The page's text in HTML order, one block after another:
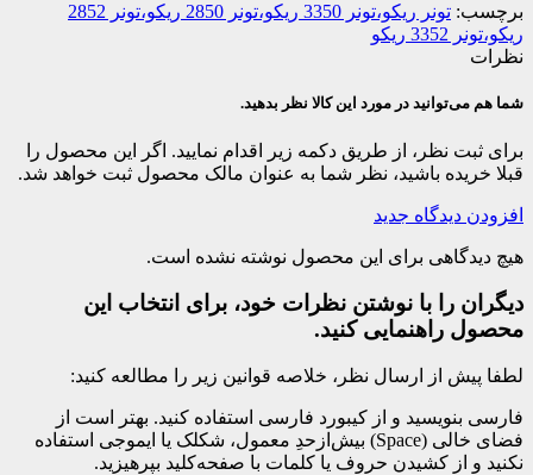
برچسب:
تونر ریکو،تونر 3350 ریکو،تونر 2850 ریکو،تونر 2852
ریکو،تونر 3352 ریکو
نظرات
شما هم می‌توانید در مورد این کالا نظر بدهید.
برای ثبت نظر، از طریق دکمه زیر اقدام نمایید. اگر این محصول را
قبلا خریده باشید، نظر شما به عنوان مالک محصول ثبت خواهد شد.
افزودن دیدگاه جدید
هیچ دیدگاهی برای این محصول نوشته نشده است.
دیگران را با نوشتن نظرات خود، برای انتخاب این
محصول راهنمایی کنید.
لطفا پیش از ارسال نظر، خلاصه قوانین زیر را مطالعه کنید:
فارسی بنویسید و از کیبورد فارسی استفاده کنید. بهتر است از
فضای خالی (Space) بیش‌از‌حدِ معمول، شکلک یا ایموجی استفاده
نکنید و از کشیدن حروف یا کلمات با صفحه‌کلید بپرهیزید.